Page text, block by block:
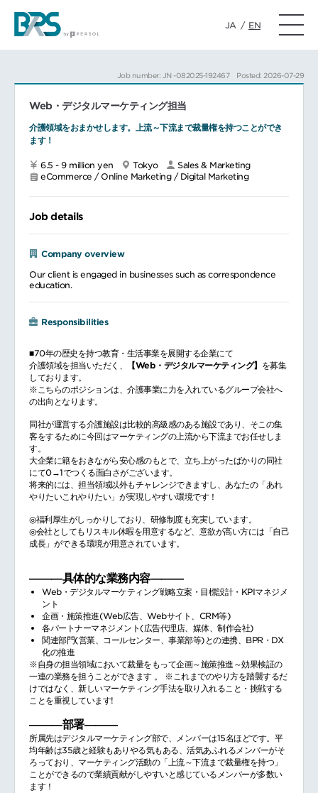
JA / EN
Job number: JN -082025-192467 Posted: 2026-07-29
Web・デジタルマーケティング担当
介護領域をおまかせします。上流～下流まで裁量権を持つことができ
ます！
6.5 - 9 million yen Tokyo
Sales & Marketing
eCommerce / Online Marketing / Digital Marketing
Job details
Company overview
Our client is engaged in businesses such as correspondence
education.
Responsibilities
■70年の歴史を持つ教育・生活事業を展開する企業にて
介護領域を担当いただく、
【Web・デジタルマーケティング】 を募集
しております。
※こちらのポジションは、介護事業に力を入れているグループ会社へ
の出向となります。
同社が運営する介護施設は比較的高級感のある施設であり、そこの集
客をするために今回はマーケティングの上流から下流までお任せしま
す。
大企業に籍をおきながら安心感のもとで、立ち上がったばかりの同社
にて0→1でつくる面白さがございます。
将来的には、担当領域以外もチャレンジできますし、あなたの「あれ
やりたいこれやりたい」が実現しやすい環境です！
◎福利厚生がしっかりしており、研修制度も充実しています。
◎会社としてもリスキル休暇を用意するなど、意欲が高い方には「自己
成長」ができる環境が用意されています。
―――具体的な業務内容―――
Web・デジタルマーケティング戦略立案・目標設計・KPIマネジメ
ント
企画・施策推進(Web広告、Webサイト、CRM等)
各パートナーマネジメント(広告代理店、媒体、制作会社)
関連部門(営業、コールセンター、事業部等)との連携、BPR・DX
化の推進
※自身の担当領域において裁量をもって企画～施策推進～効果検証の
一連の業務を担うことができます 。 ※これまでのやり方を踏襲するだ
けではなく、新しいマーケティング手法を取り入れること・挑戦する
ことを重視しています!
―――部署―――
所属先はデジタルマーケティング部で、メンバーは15名ほどです。平
均年齢は35歳と経験もありやる気もある、活気あふれるメンバーがそ
ろっており、マーケティング活動の「上流～下流まで裁量権を持つ」
ことができるので業績貢献がしやすいと感じているメンバーが多数い
ます！